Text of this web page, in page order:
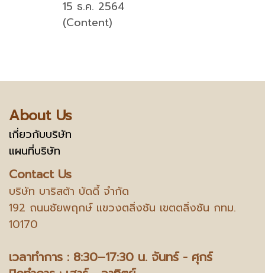
15 ธ.ค. 2564
(Content)
About Us
เกี่ยวกับบริษัท
แผนที่บริษัท
Contact Us
บริษัท บาริสต้า บัดดี้ จำกัด
192 ถนนชัยพฤกษ์ แขวงตลิ่งชัน เขตตลิ่งชัน กทม.
10170
เวลาทำการ : 8:30–17:30 น. จันทร์ - ศุกร์